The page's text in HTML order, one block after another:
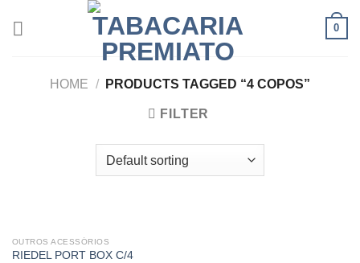
0
HOME / PRODUCTS TAGGED “4 COPOS”
FILTER
OUTROS ACESSÓRIOS
RIEDEL PORT BOX C/4